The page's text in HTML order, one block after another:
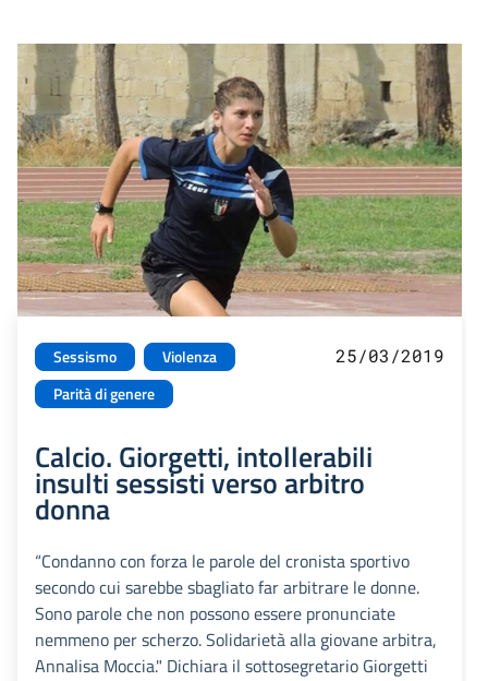
Sessismo
Violenza
Parità di genere
25/03/2019
Calcio. Giorgetti, intollerabili
insulti sessisti verso arbitro
donna
“Condanno con forza le parole del cronista sportivo
secondo cui sarebbe sbagliato far arbitrare le donne.
Sono parole che non possono essere pronunciate
nemmeno per scherzo. Solidarietà alla giovane arbitra,
Annalisa Moccia." Dichiara il sottosegretario Giorgetti